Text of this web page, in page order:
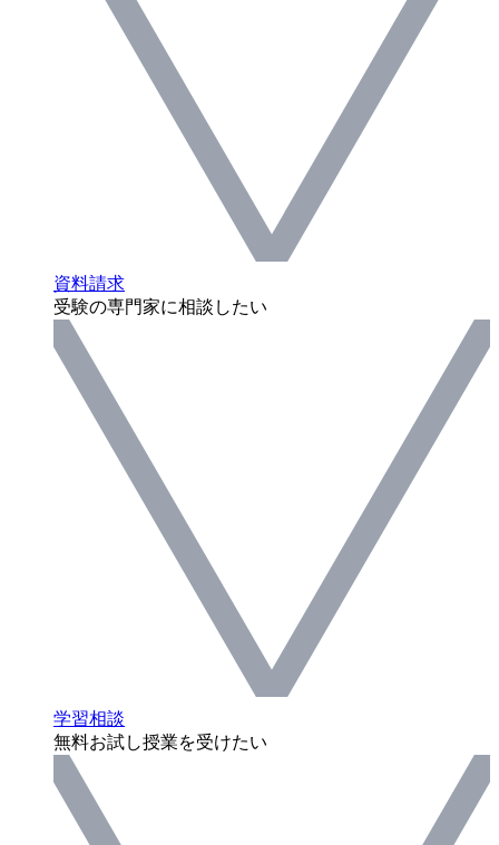
資料請求
受験の専門家に相談したい
学習相談
無料お試し授業を受けたい